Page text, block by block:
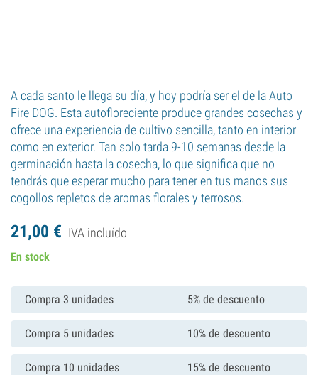
A cada santo le llega su día, y hoy podría ser el de la Auto
Fire DOG. Esta autofloreciente produce grandes cosechas y
ofrece una experiencia de cultivo sencilla, tanto en interior
como en exterior. Tan solo tarda 9-10 semanas desde la
germinación hasta la cosecha, lo que significa que no
tendrás que esperar mucho para tener en tus manos sus
cogollos repletos de aromas florales y terrosos.
21,00 € IVA incluído
En stock
Compra 3 unidades 5% de descuento
Compra 5 unidades 10% de descuento
Compra 10 unidades 15% de descuento